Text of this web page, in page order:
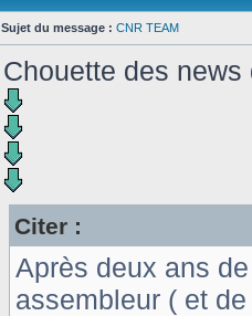
Sujet du message : CNR TEAM
Chouette des
Citer :
Après deux ans
assembleur ( et